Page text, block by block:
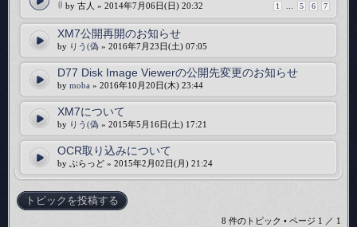
1 5 6 7
by 古人 » 2014年7月06日(日) 20:32
XM7公開再開のお知らせ
by りう(偽 » 2016年7月23日(土) 07:05
D77 Disk Image Viewerの公開先変更のお知らせ
by moba » 2016年10月20日(木) 23:44
XM7について
by りう(偽 » 2015年5月16日(土) 17:21
OCR取り込みについて
by ぶらっど » 2015年2月02日(月) 21:24
トピックを投稿する
8 件のトピック • ページ 1 ／ 1